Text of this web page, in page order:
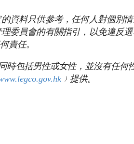
資料只供參考，任何人對個別
委員會的有關指引，以免違反
責任。
時包括男性或女性，並沒有任何
﹚提供。